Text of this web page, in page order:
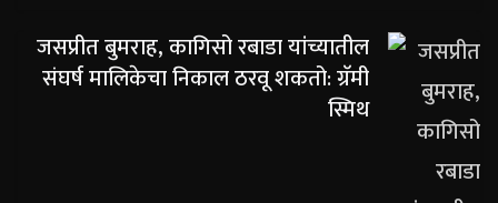
जसप्रीत बुमराह, कागिसो रबाडा यांच्यातील
संघर्ष मालिकेचा निकाल ठरवू शकतो: ग्रॅमी
स्मिथ